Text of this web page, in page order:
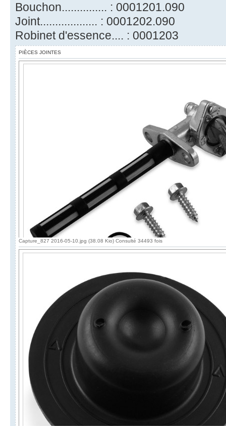
Bouchon............... : 0001201.090
Joint................... : 0001202.090
Robinet d'essence.... : 0001203
PIÈCES JOINTES
Capture_827 2016-05-10.jpg (38.08 Kio) Consulté 34493 fois